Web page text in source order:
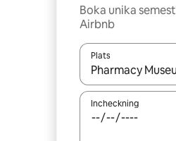
Boka unika
Airbnb
Plats
När resultaten är
Incheckning